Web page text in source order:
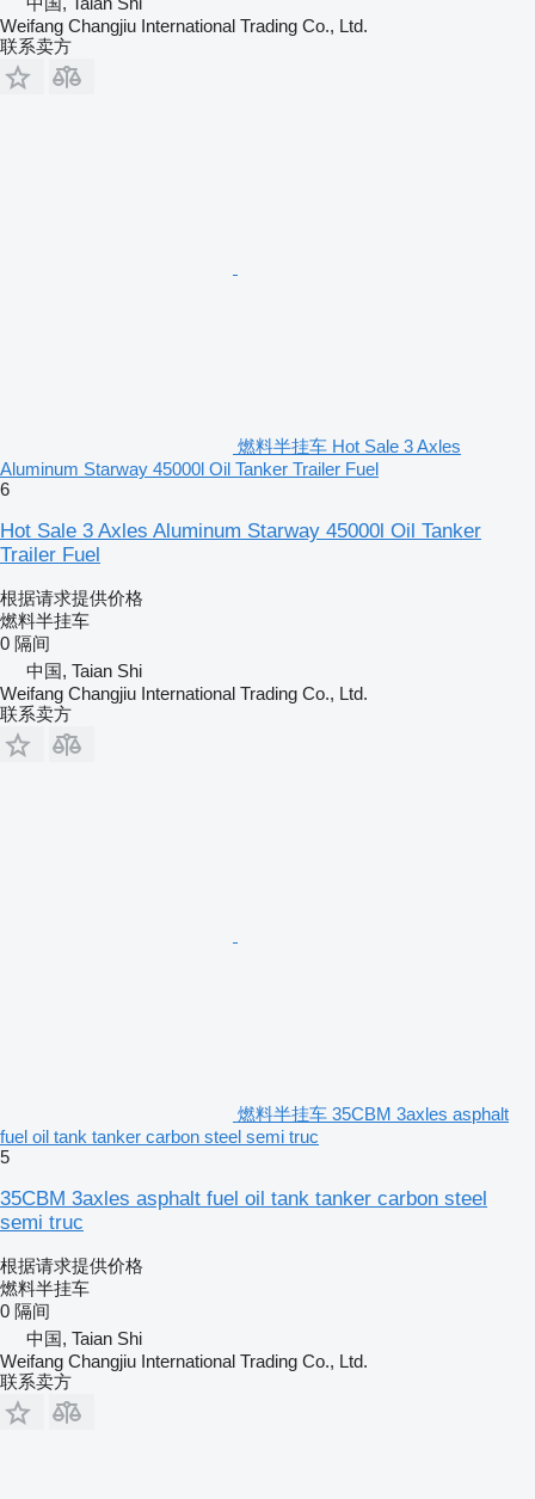
Weifang Changjiu International Trading Co., Ltd.
联系卖方
燃料半挂车 Hot Sale 3 Axles
Aluminum Starway 45000l Oil Tanker Trailer Fuel
6
Hot Sale 3 Axles Aluminum Starway 45000l Oil Tanker
Trailer Fuel
根据请求提供价格
燃料半挂车
0 隔间
中国, Taian Shi
Weifang Changjiu International Trading Co., Ltd.
联系卖方
燃料半挂车 35CBM 3axles asphalt
fuel oil tank tanker carbon steel semi truc
5
35CBM 3axles asphalt fuel oil tank tanker carbon steel
semi truc
根据请求提供价格
燃料半挂车
0 隔间
中国, Taian Shi
Weifang Changjiu International Trading Co., Ltd.
联系卖方